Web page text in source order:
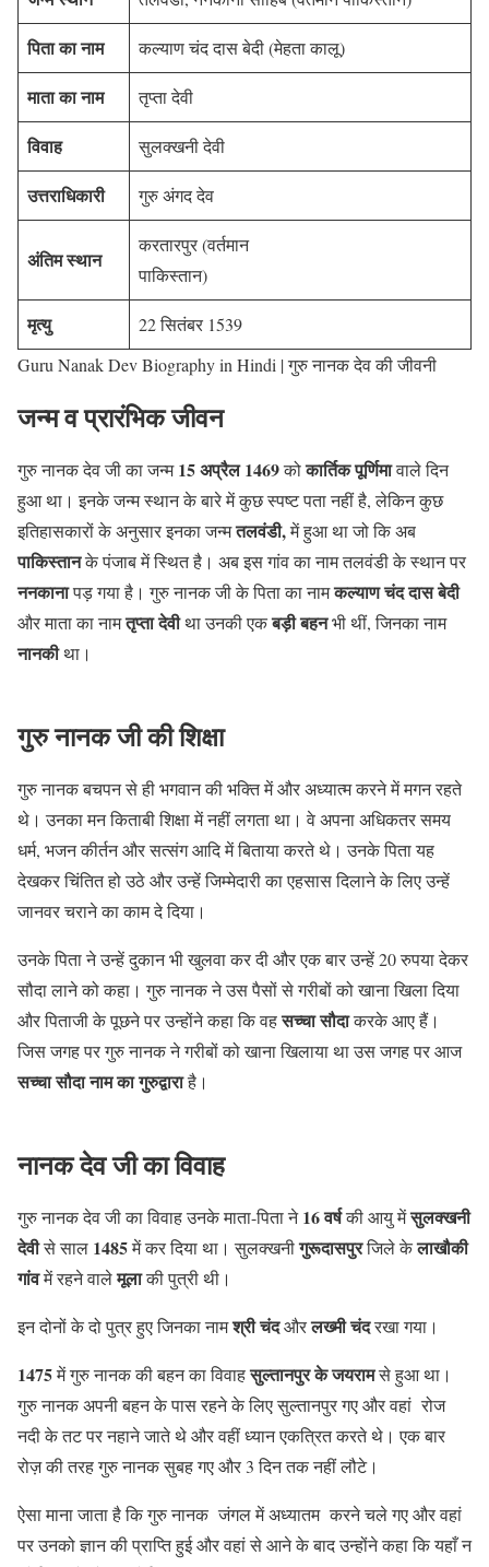
पिता का नाम कल्याण चंद दास बेदी (मेहता कालू)
माता का नाम तृप्ता देवी
विवाह सुलक्खनी देवी
उत्तराधिकारी गुरु अंगद देव
अंतिम स्थान
करतारपुर (वर्तमान
पाकिस्तान)
मृत्यु
22 सितंबर 1539
Guru Nanak Dev Biography in Hindi | गुरु नानक देव की जीवनी
जन्म व प्रारंभिक जीवन
गुरु नानक देव जी का जन्म15 अप्रैल 1469कोकार्तिक पूर्णिमावाले दिन
हुआ था। इनके जन्म स्थान के बारे में कुछ स्पष्ट पता नहीं है, लेकिन कुछ
इतिहासकारों के अनुसार इनका जन्मतलवंडी,में हुआ था जो कि अब
पाकिस्तानके पंजाब में स्थित है। अब इस गांव का नाम तलवंडी के स्थान पर
ननकानापड़ गया है। गुरु नानक जी के पिता का नामकल्याण चंद दास बेदी
और माता का नामतृप्ता देवीथा उनकी एकबड़ी बहनभी थीं, जिनका नाम
नानकीथा।
गुरु नानक जी की शिक्षा
गुरु नानक बचपन से ही भगवान की भक्ति में और अध्यात्म करने में मगन रहते
थे। उनका मन किताबी शिक्षा में नहीं लगता था। वे अपना अधिकतर समय
धर्म, भजन कीर्तन और सत्संग आदि में बिताया करते थे। उनके पिता यह
देखकर चिंतित हो उठे और उन्हें जिम्मेदारी का एहसास दिलाने के लिए उन्हें
जानवर चराने का काम दे दिया।
उनके पिता ने उन्हें दुकान भी खुलवा कर दी और एक बार उन्हें 20 रुपया देकर
सौदा लाने को कहा। गुरु नानक ने उस पैसों से गरीबों को खाना खिला दिया
और पिताजी के पूछने पर उन्होंने कहा कि वहसच्चा सौदाकरके आए हैं।
जिस जगह पर गुरु नानक ने गरीबों को खाना खिलाया था उस जगह पर आज
सच्चा सौदा नाम का गुरुद्वाराहै।
नानक देव जी का विवाह
गुरु नानक देव जी का विवाह उनके माता-पिता ने16 वर्षकी आयु मेंसुलक्खनी
देवीसे साल 1485में कर दिया था। सुलक्खनीगुरूदासपुरजिले केलाखौकी
गांवमें रहने वालेमूलाकी पुत्री थी।
इन दोनों के दो पुत्र हुए जिनका नामश्री चंदऔरलख्मी चंदरखा गया।
1475में गुरु नानक की बहन का विवाहसुल्तानपुर के जयरामसे हुआ था।
गुरु नानक अपनी बहन के पास रहने के लिए सुल्तानपुर गए और वहां रोज
नदी के तट पर नहाने जाते थे और वहीं ध्यान एकत्रित करते थे। एक बार
रोज़ की तरह गुरु नानक सुबह गए और 3 दिन तक नहीं लौटे।
ऐसा माना जाता है कि गुरु नानक जंगल में अध्यातम करने चले गए और वहां
पर उनको ज्ञान की प्राप्ति हुई और वहां से आने के बाद उन्होंने कहा कि यहाँ न